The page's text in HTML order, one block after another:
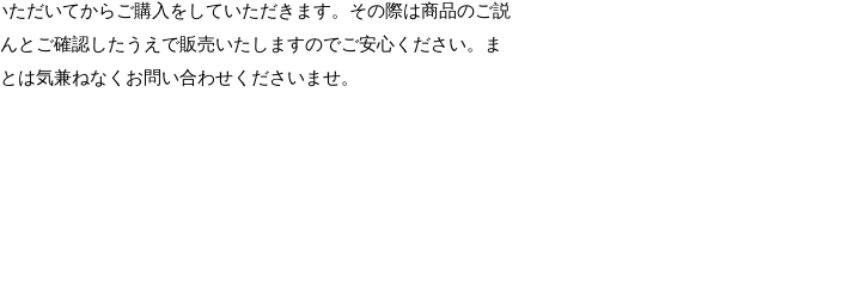
だいてからご購入をしていただきます。その際は商品のご説
とご確認したうえで販売いたしますのでご安心ください。ま
は気兼ねなくお問い合わせくださいませ。